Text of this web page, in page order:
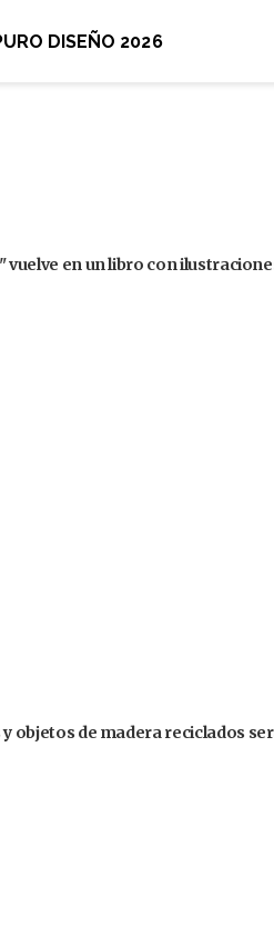
DISEÑO 2026
en un libro con
objetos de madera reciclados